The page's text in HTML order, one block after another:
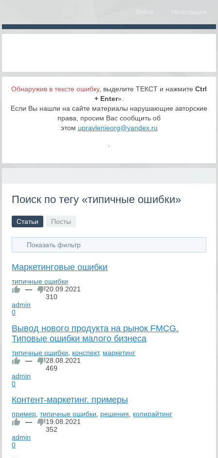
Войти Регистрация
Обнаружив в тексте ошибку, выделите ТЕКСТ и нажмите Ctrl
+ Enter».
Если Вы нашли на сайте материалы нарушающие авторские
права, просим Вас сообщить об
этом upravlenieorg@yandex.ru
Поиск по тегу «типичные ошибки»
Статьи Посты
Показать фильтр
Маркетинговые ошибки
типичные ошибки
—
20.09.2021
310
admin
0
Вывод нового продукта на рынок FMCG.
Типовые ошибки малого бизнеса
типичные ошибки конспект, маркетинг
—
28.08.2021
469
admin
0
Контент-маркетинг. примеры
пример ,типичные ошибки решения
копирайтинг
—
19.08.2021
352
admin
0